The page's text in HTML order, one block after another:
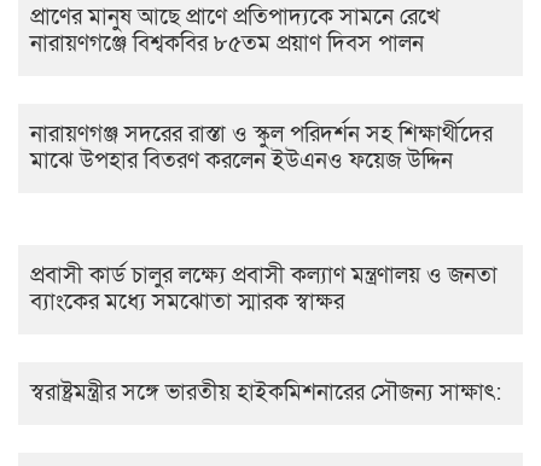
প্রাণের মানুষ আছে প্রাণে প্রতিপাদ্যকে সামনে রেখে
নারায়ণগঞ্জে বিশ্বকবির ৮৫তম প্রয়াণ দিবস পালন
নারায়ণগঞ্জ সদরের রাস্তা ও স্কুল পরিদর্শন সহ শিক্ষার্থীদের
মাঝে উপহার বিতরণ করলেন ইউএনও ফয়েজ উদ্দিন
প্রবাসী কার্ড চালুর লক্ষ্যে প্রবাসী কল্যাণ মন্ত্রণালয় ও জনতা
ব্যাংকের মধ্যে সমঝোতা স্মারক স্বাক্ষর
স্বরাষ্ট্রমন্ত্রীর সঙ্গে ভারতীয় হাইকমিশনারের সৌজন্য সাক্ষাৎ: